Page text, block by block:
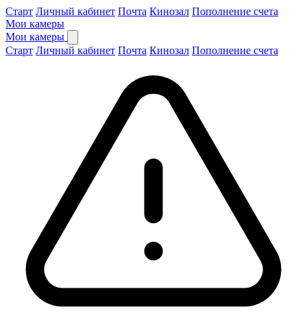
Старт Личный кабинет Почта Кинозал Пополнение счета
Мои камеры
Мои камеры
Старт Личный кабинет Почта Кинозал Пополнение счета